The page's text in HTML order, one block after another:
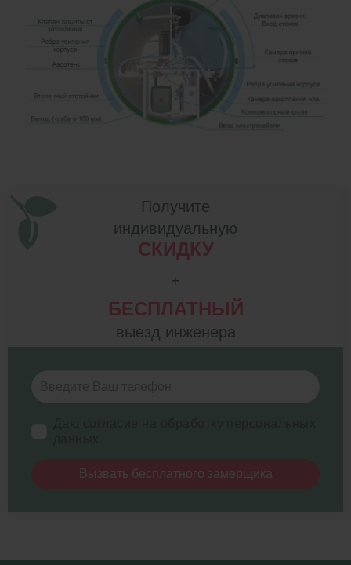
Получите
индивидуальную
СКИДКУ
+
БЕСПЛАТНЫЙ
выезд инженера
Вызвать бесплатного замерщика